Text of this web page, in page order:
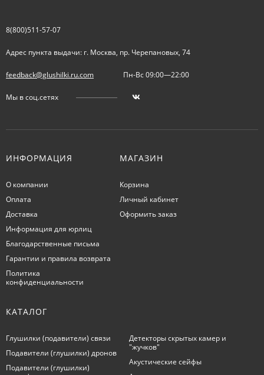
8(800)511-57-07
Адрес пункта выдачи: г. Москва, пр. Черепановых, 74
feedback@glushilki.ru.com Пн-Вс 09:00—22:00
Мы в соц.сетях
ИНФОРМАЦИЯ
О компании
Оплата
Доставка
Информация для юрлиц
Благодарственные письма
Гарантии и правила возврата
Политика
конфиденциальности
МАГАЗИН
Корзина
Личный кабинет
Оформить заказ
КАТАЛОГ
Глушилки (подавители) связи
Подавители (глушилки) дронов
Подавители (глушилки)
Детекторы скрытых камер и
"жучков"
Акустические сейфы